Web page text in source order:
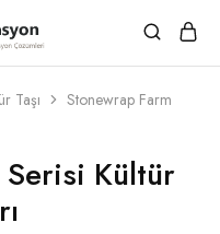
Taşı
Stonewrap Farm
Kültür